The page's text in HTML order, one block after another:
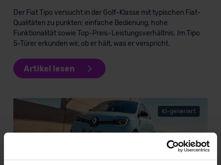
Der Fiat Tipo versucht in der Golf-Klasse mit typischen Fiat-
Qualitäten zu punkten: einfache Bedienung, hohe
Funktionalität sowie Top-Preis-Leistungsverhältnis. Im Tipo
5-Türer erkunden wir, ob er hält, was er verspricht.
Artikel lesen
KI-generiert